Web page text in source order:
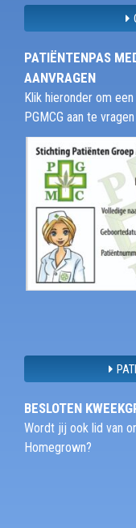
PATIËNTENPAS
AANVRAGEN
Klik hieronder om
PGMCG aan te vragen
BESLOTEN
Wordt jij ook lid van
Homegrown?